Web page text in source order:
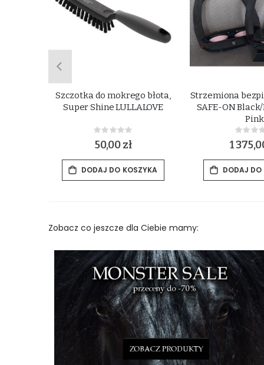
Szczotka do mokrego błota,
Super Shine LULLALOVE
Rating:
0%
50,00 zł
DODAJ DO KOSZYKA
Strzemiona
SAFE-ON
Pink
0%
1
DODAJ
Zobacz co jeszcze dla Ciebie mamy: